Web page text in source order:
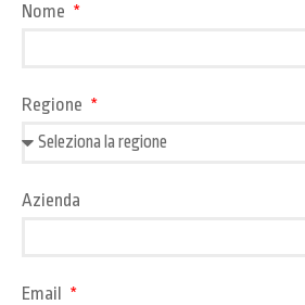
Nome
Regione
Azienda
Email